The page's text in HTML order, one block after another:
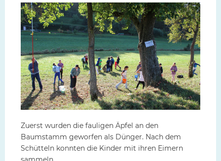
Zuerst wurden die fauligen Äpfel an den
Baumstamm geworfen als Dünger. Nach dem
Schütteln konnten die Kinder mit ihren Eimern